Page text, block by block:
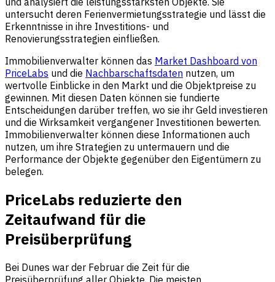
untersucht deren Ferienvermietungsstrategie und lässt die
Erkenntnisse in ihre Investitions- und
Renovierungsstrategien einfließen.
Immobilienverwalter können das Market Dashboard von
PriceLabs und die Nachbarschaftsdaten nutzen, um
wertvolle Einblicke in den Markt und die Objektpreise zu
gewinnen. Mit diesen Daten können sie fundierte
Entscheidungen darüber treffen, wo sie ihr Geld investieren
und die Wirksamkeit vergangener Investitionen bewerten.
Immobilienverwalter können diese Informationen auch
nutzen, um ihre Strategien zu untermauern und die
Performance der Objekte gegenüber den Eigentümern zu
belegen.
PriceLabs reduzierte den
Zeitaufwand für die
Preisüberprüfung
Bei Dunes war der Februar die Zeit für die